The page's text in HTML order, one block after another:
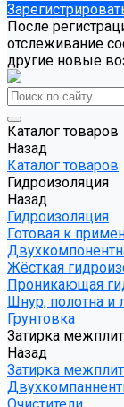
После
отслеживание
другие новые
Каталог товаров
Назад
Каталог товаров
Гидроизоляция
Назад
Гидроизоляция
Готовая к
Жёсткая
Проникающая
Шнур, полотна и
Грунтовка
Затирка
Назад
Затирка